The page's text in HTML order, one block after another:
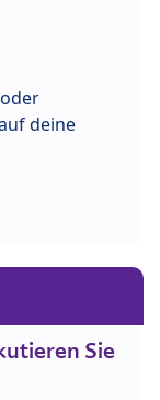
deine
Sie